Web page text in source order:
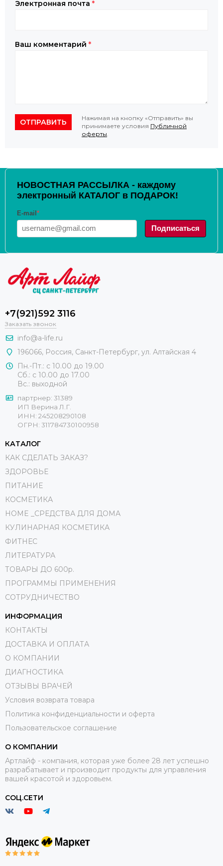
Электронная почта *
Ваш комментарий *
ОТПРАВИТЬ
Нажимая на кнопку «Отправить» вы
принимаете условия Публичной
оферты
НОВОСТНАЯ РАССЫЛКА - каждому
электронный КАТАЛОГ в ПОДАРОК!
E-mail *
Подписаться
+7(921)592 3116
Заказать звонок
info@a-life.ru
196066, Россия, Санкт-Петербург, ул. Алтайская 4
Пн.-Пт.: с 10.00 до 19.00
Сб.: с 10.00 до 17.00
Вс.: выходной
партрнер: 31389
ИП Верина Л.Г.
ИНН: 245208290108
ОГРН: 311784730100958
КАТАЛОГ
КАК СДЕЛАТЬ ЗАКАЗ?
ЗДОРОВЬЕ
ПИТАНИЕ
КОСМЕТИКА
HOME _СРЕДСТВА ДЛЯ ДОМА
КУЛИНАРНАЯ КОСМЕТИКА
ФИТНЕС
ЛИТЕРАТУРА
ТОВАРЫ ДО 600р.
ПРОГРАММЫ ПРИМЕНЕНИЯ
СОТРУДНИЧЕСТВО
ИНФОРМАЦИЯ
КОНТАКТЫ
ДОСТАВКА И ОПЛАТА
О КОМПАНИИ
ДИАГНОСТИКА
ОТЗЫВЫ ВРАЧЕЙ
Условия возврата товара
Политика конфиденциальности и оферта
Пользовательское соглашение
О КОМПАНИИ
Артлайф - компания, которая уже более 28 лет успешно
разрабатывает и производит продукты для управления
вашей красотой и здоровьем.
СОЦ.СЕТИ